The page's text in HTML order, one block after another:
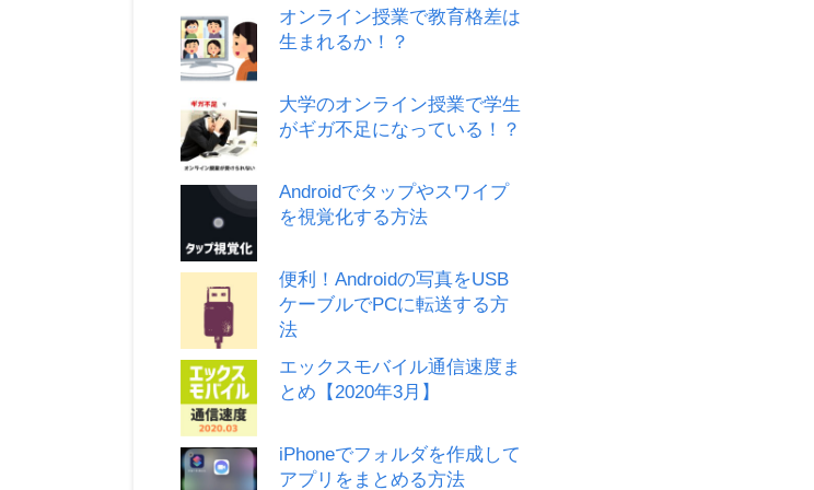
オンライン授業で教育格差は
生まれるか！？
大学のオンライン授業で学生
がギガ不足になっている！？
Androidでタップやスワイプ
を視覚化する方法
便利！Androidの写真をUSB
ケーブルでPCに転送する方
法
エックスモバイル通信速度ま
とめ【2020年3月】
iPhoneでフォルダを作成して
アプリをまとめる方法